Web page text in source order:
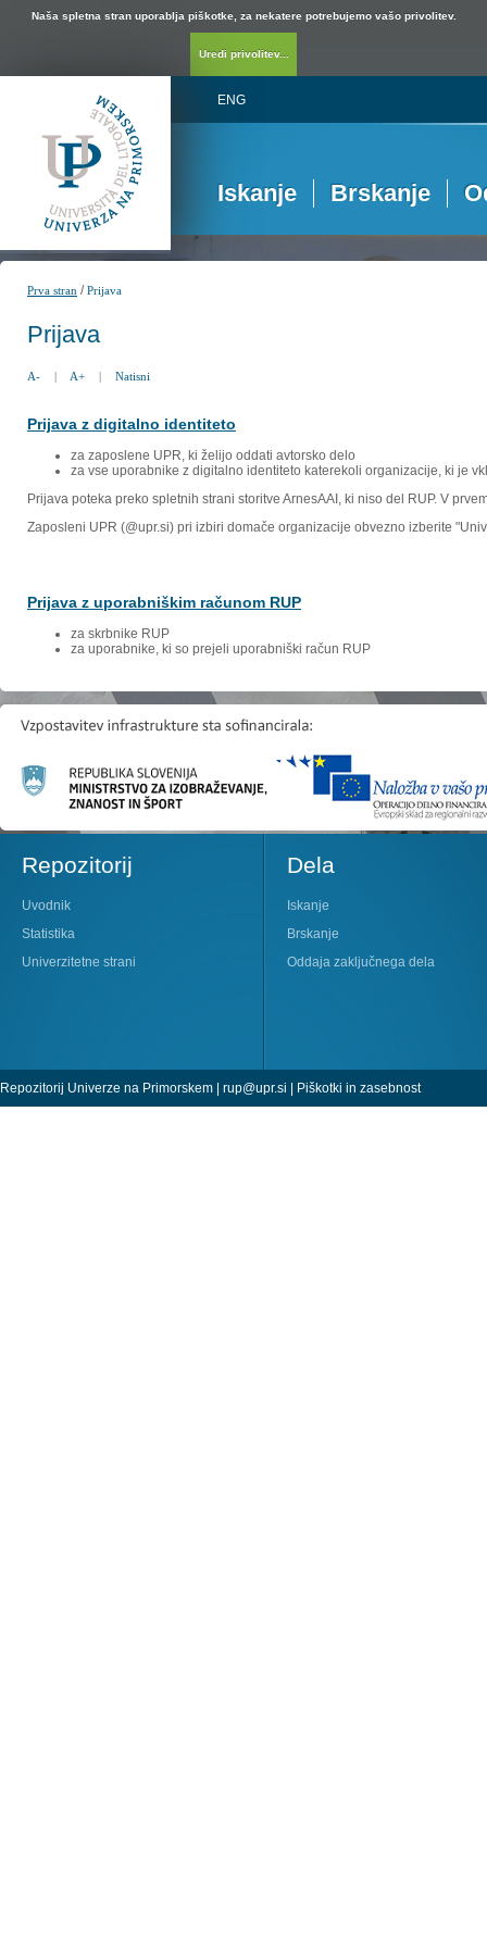
Naša spletna stran uporablja piškotke, za nekatere potrebujemo vašo privolitev.
Uredi privolitev...
ENG
Iskanje Brskanje
Prva stran /Prijava
Prijava
A- | A+ | Natisni
Prijava z digitalno identiteto
za zaposlene UPR, ki želijo oddati avtorsko delo
za vse uporabnike z digitalno identiteto katerekoli organizacije, ki je
Prijava poteka preko spletnih strani storitve ArnesAAI, ki niso del RUP. V
Zaposleni UPR (@upr.si) pri izbiri domače organizacije obvezno izberite
Prijava z uporabniškim računom RUP
za skrbnike RUP
za uporabnike, ki so prejeli uporabniški račun RUP
Repozitorij
Uvodnik
Statistika
Univerzitetne strani
Dela
Iskanje
Brskanje
Oddaja zaključnega dela
Repozitorij Univerze na Primorskem | rup@upr.si | Piškotki in zasebnost